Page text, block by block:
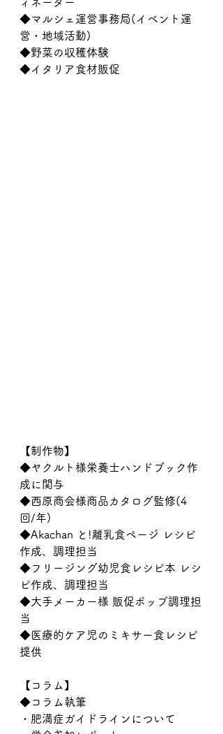
◆マルシェ運営事務局(イベント運
営・地域活動)
◆野菜の収穫体験
◆イタリア食材販促
【制作物】
◆ヤクルト様栄養士ハンドブック作
成に関与
◆西原商会様商品カタログ監修(4
回/年)
◆Akachan と!離乳食ページ レシピ
作成、調理担当
◆フリージング幼児食レシピ本 レシ
ピ作成、調理担当
◆大手メーカー様 販促ポップ調理担
当
◆医療的ケア児のミキサー食レシピ
提供
【コラム】
◆コラム執筆
・肥満症ガイドラインについて